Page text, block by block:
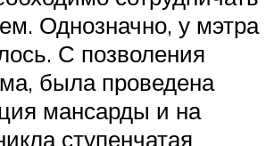
Однозначно, у мэтра
С позволения
была проведена
мансарды и на
ступенчатая